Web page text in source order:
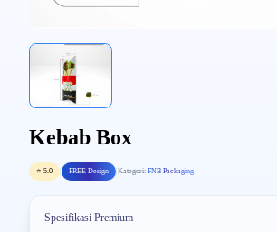
Kebab Box
⭐ 5.0 FREE Design Kategori: FNB Packaging
Spesifikasi Premium